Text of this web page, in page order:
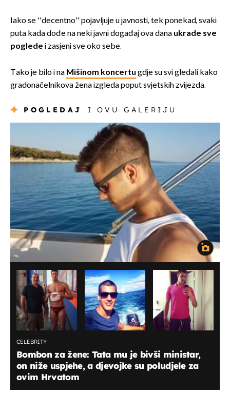
Iako se ''decentno'' pojavljuje u javnosti, tek ponekad, svaki
puta kada dođe na neki javni događaj ova dana ukrade sve
poglede i zasjeni sve oko sebe.
Tako je bilo i na Mišinom koncertu gdje su svi gledali kako
gradonačelnikova žena izgleda poput svjetskih zvijezda.
POGLEDAJ I OVU GALERIJU
CELEBRITY
Bombon za žene: Tata mu je bivši ministar,
on niže uspjehe, a djevojke su poludjele za
ovim Hrvatom